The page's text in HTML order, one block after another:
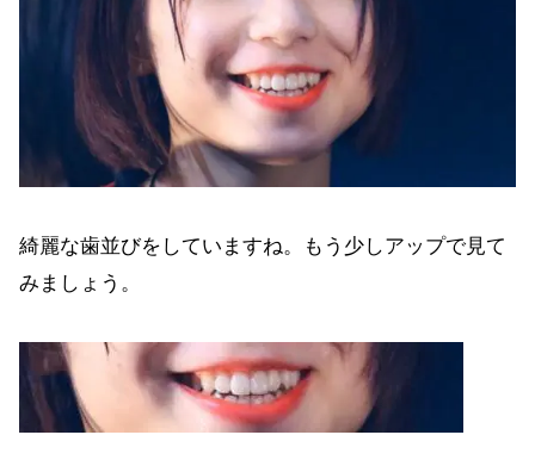
綺麗な歯並びをしていますね。もう少しアップで見て
みましょう。